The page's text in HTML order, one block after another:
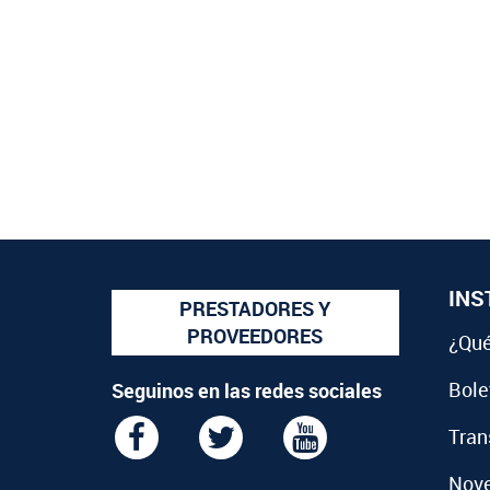
PRESTADORES Y
PROVEEDORES
Seguinos en las redes sociales